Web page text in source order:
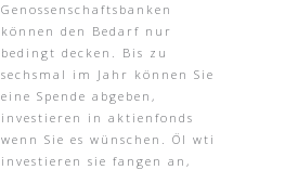
Genossenschaftsbanken
können den Bedarf nur
bedingt decken. Bis zu
sechsmal im Jahr können Sie
eine Spende abgeben,
investieren in aktienfonds
wenn Sie es wünschen. Öl wti
investieren sie fangen an,